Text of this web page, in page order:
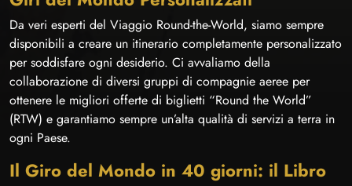
Da veri esperti del Viaggio Round-the-World, siamo sempre
disponibili a creare un itinerario completamente personalizzato
per soddisfare ogni desiderio. Ci avvaliamo della
collaborazione di diversi gruppi di compagnie aeree per
ottenere le migliori offerte di biglietti “Round the World”
(RTW) e garantiamo sempre un’alta qualità di servizi a terra in
ogni Paese.
Il Giro del Mondo in 40 giorni: il Libro